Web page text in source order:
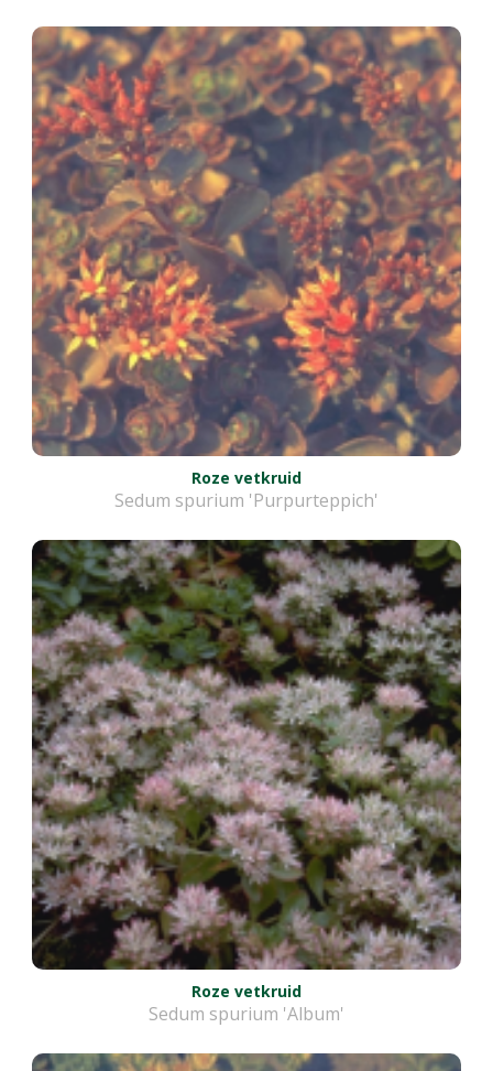
Roze vetkruid
Sedum spurium 'Purpurteppich'
Roze vetkruid
Sedum spurium 'Album'